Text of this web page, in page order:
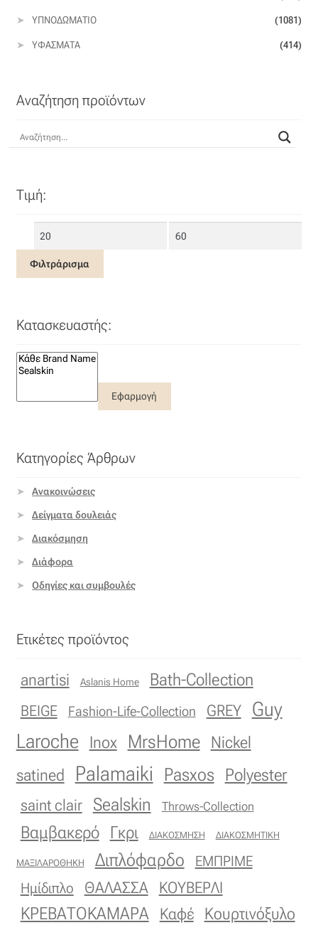
ΥΠΝΟΔΩΜΆΤΙΟ (1081)
ΥΦΆΣΜΑΤΑ (414)
Αναζήτηση προϊόντων
Τιμή:
Ελάχιστη Μέγιστη
Φιλτράρισμα
Κατασκευαστής:
Εφαρμογή
Κατηγορίες Άρθρων
Ανακοινώσεις
Δείγματα δουλειάς
Διακόσμηση
Διάφορα
Οδηγίες και συμβουλές
Ετικέτες προϊόντος
anartisi Aslanis Home Bath-Collection
BEIGE Fashion-Life-Collection GREY
Guy
Laroche
Inox MrsHome
Nickel
satined
Palamaiki Pasxos Polyester
saint clair Sealskin Throws-Collection
Βαμβακερό Γκρι ΔΙΑΚΟΣΜΗΣΗ ΔΙΑΚΟΣΜΗΤΙΚΗ
ΜΑΞΙΛΑΡΟΘΗΚΗ Διπλόφαρδο
ΕΜΠΡΙΜΕ
Ημίδιπλο
ΘΑΛΑΣΣΑ ΚΟΥΒΕΡΛΙ
ΚΡΕΒΑΤΟΚΑΜΑΡΑ Καφέ Κουρτινόξυλο